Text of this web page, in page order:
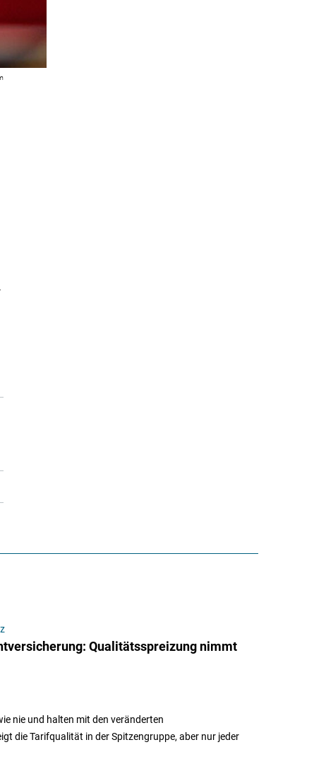
Qualitätsspreizung nimmt
nie und halten mit den veränderten
die Tarifqualität in der Spitzengruppe, aber nur jeder